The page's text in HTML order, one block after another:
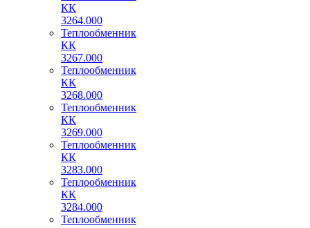
КК
3264.000
Теплообменник
КК
3267.000
Теплообменник
КК
3268.000
Теплообменник
КК
3269.000
Теплообменник
КК
3283.000
Теплообменник
КК
3284.000
Теплообменник